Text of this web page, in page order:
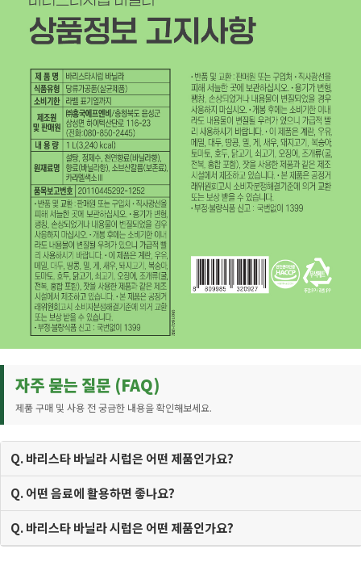
자주 묻는 질문 (FAQ)
제품 구매 및 사용 전 궁금한 내용을 확인해보세요.
Q. 바리스타 바닐라 시럽은 어떤 제품인가요?
Q. 어떤 음료에 활용하면 좋나요?
Q. 바리스타 바닐라 시럽은 어떤 제품인가요?